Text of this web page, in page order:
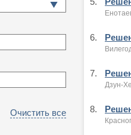
Очистить все
6.
7.
Дзун-
8.